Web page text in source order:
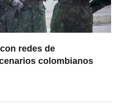
redes de
colombianos